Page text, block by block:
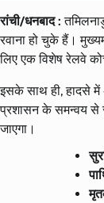
रांची/धनबाद :
रवाना हो चुके हैं।
लिए एक विशेष रेलवे
इसके साथ ही, हादसे में
प्रशासन के समन्वय से
जाएगा।